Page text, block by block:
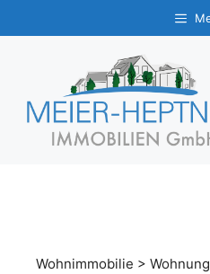
Inhalt
Wohnimmobilie >